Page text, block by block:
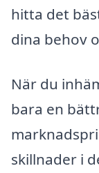
hitta det
dina behov
När du
bara en
skillnader i